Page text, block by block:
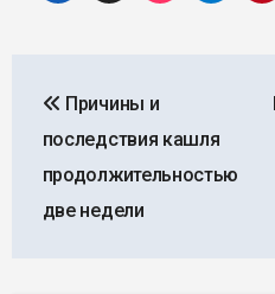
по
записям
Причины и
последствия кашля
продолжительностью
две недели